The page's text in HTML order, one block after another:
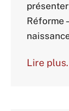
Réforme
Lire